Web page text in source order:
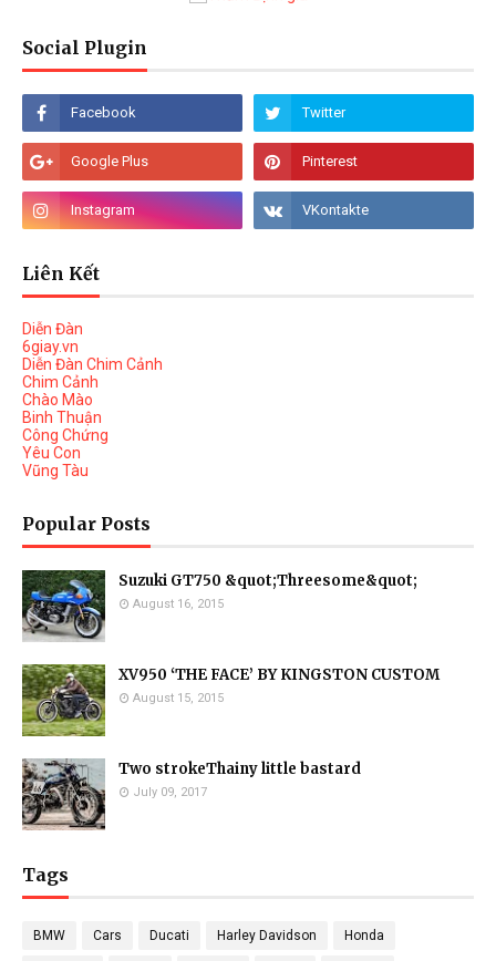
Social Plugin
Liên Kết
Diễn Đàn
6giay.vn
Diễn Đàn Chim Cảnh
Chim Cảnh
Chào Mào
Binh Thuận
Công Chứng
Yêu Con
Vũng Tàu
Popular Posts
Suzuki GT750 &quot;Threesome&quot;
August 16, 2015
XV950 ‘THE FACE’ BY KINGSTON CUSTOM
August 15, 2015
Two strokeThainy little bastard
July 09, 2017
Tags
BMW Cars Ducati Harley Davidson Honda